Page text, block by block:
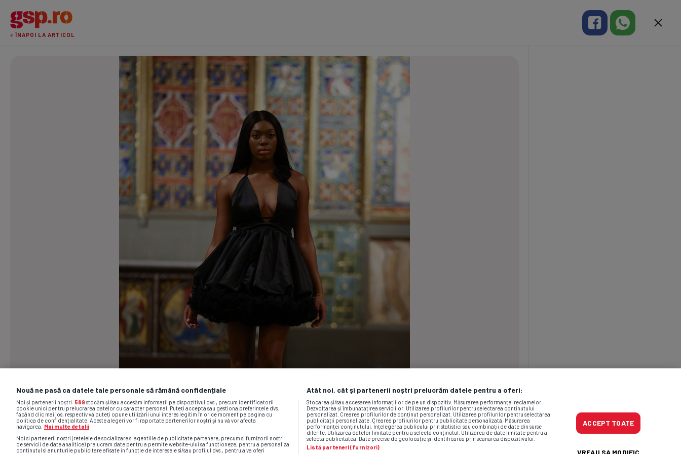
« ÎNAPOI LA ARTICOL
Nouă ne pasă ca datele tale personale să rămână confidențiale
Noi și partenerii noștri 589 stocăm și/sau accesăm informații pe dispozitivul dvs., precum identificatorii
cookie unici pentru prelucrarea datelor cu caracter personal. Puteți accepta sau gestiona preferințele dvs.
făcând clic mai jos, respectiv vă puteți opune utilizării unui interes legitim în orice moment pe pagina cu
politica de confidențialitate. Aceste alegeri vor fi raportate partenerilor noștri și nu vă vor afecta
navigarea.
Mai multe detalii
Noi si partenerii nostri (retelele de socializare si agentiile de publicitate partenere, precum si furnizorii nostri
de servicii de date analitice) prelucram date pentru a permite website-ului sa functioneze, pentru a personaliza
continutul si anunturile publicitare afisate in functie de interesele si/sau profilul dvs., pentru a va oferi
Atât noi, cât și partenerii noștri prelucrăm datele pentru a oferi:
Stocarea și/sau accesarea informațiilor de pe un dispozitiv. Măsurarea performanței reclamelor.
Dezvoltarea și îmbunătățirea serviciilor. Utilizarea profilurilor pentru selectarea conținutului
personalizat. Crearea profilurilor de conținut personalizat. Utilizarea profilurilor pentru selectarea
publicității personalizate. Crearea profilurilor pentru publicitate personalizată. Măsurarea
performanței conținutului. Înțelegerea publicului prin statistici sau combinații de date din surse
diferite. Utilizarea datelor limitate pentru a selecta conținutul. Utilizarea de date limitate pentru a
selecta publicitatea. Date precise de geolocație și identificarea prin scanarea dispozitivului.
Listă parteneri (furnizori)
ACCEPT TOATE
VREAU SA MODIFIC